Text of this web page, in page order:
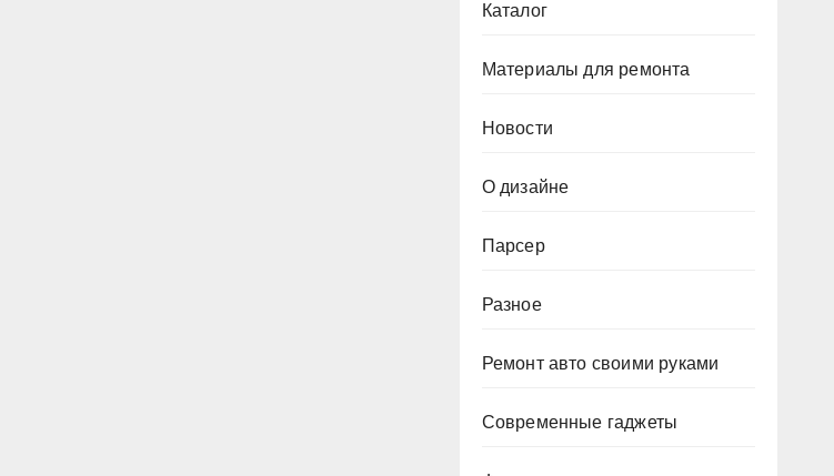
Каталог
Материалы для ремонта
Новости
О дизайне
Парсер
Разное
Ремонт авто своими руками
Современные гаджеты